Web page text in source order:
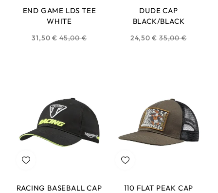
END GAME LDS TEE
WHITE
31,50 € Prix
45,00 €
DUDE CAP
BLACK/BLACK
24,50 € Prix
35,00 €
RACING BASEBALL CAP
110 FLAT PEAK CAP